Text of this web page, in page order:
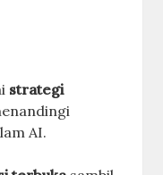
strategi
AI.